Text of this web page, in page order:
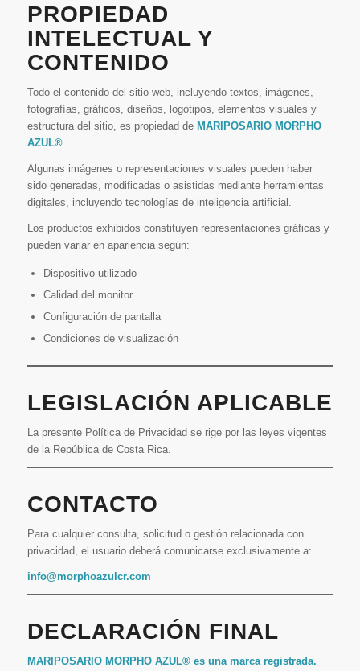
PROPIEDAD
INTELECTUAL Y
CONTENIDO
Todo el contenido del sitio web, incluyendo textos, imágenes,
fotografías, gráficos, diseños, logotipos, elementos visuales y
estructura del sitio, es propiedad de MARIPOSARIO MORPHO
AZUL®.
Algunas imágenes o representaciones visuales pueden haber
sido generadas, modificadas o asistidas mediante herramientas
digitales, incluyendo tecnologías de inteligencia artificial.
Los productos exhibidos constituyen representaciones gráficas y
pueden variar en apariencia según:
Dispositivo utilizado
Calidad del monitor
Configuración de pantalla
Condiciones de visualización
LEGISLACIÓN APLICABLE
La presente Política de Privacidad se rige por las leyes vigentes
de la República de Costa Rica.
CONTACTO
Para cualquier consulta, solicitud o gestión relacionada con
privacidad, el usuario deberá comunicarse exclusivamente a:
info@morphoazulcr.com
DECLARACIÓN FINAL
MARIPOSARIO MORPHO AZUL® es una marca registrada.